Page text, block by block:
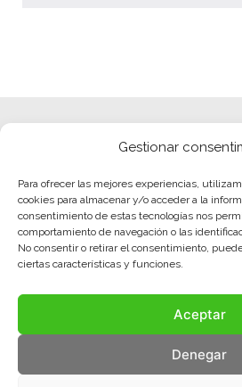
Gestionar
Para ofrecer las mejores experiencias,
cookies para almacenar y/o acceder a la
consentimiento de estas tecnologías nos
comportamiento de navegación o las
No consentir o retirar el consentimiento,
ciertas características y funciones.
Aceptar
Denegar